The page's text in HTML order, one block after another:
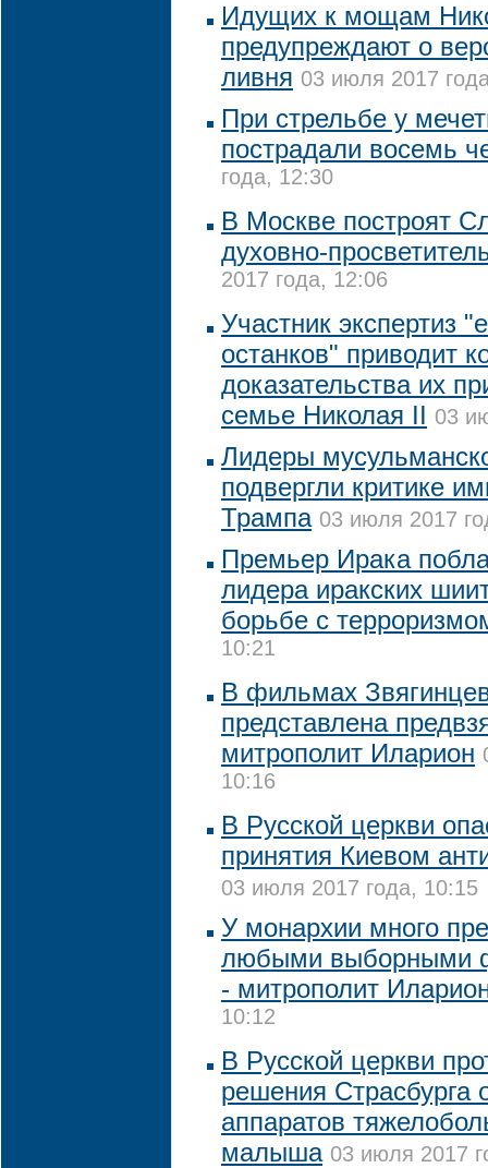
Идущих к мощам
предупреждают о
ливня 03 июля 2017
При стрельбе у
пострадали восемь
года, 12:30
В Москве построят
духовно-
2017 года, 12:06
Участник экспертиз
останков" приводит
доказательства их
семье Николая II 03
Лидеры
подвергли критике
Трампа 03 июля 2017
Премьер Ирака
лидера иракских
борьбе с
10:21
В фильмах
представлена
митрополит Иларион
10:16
В Русской церкви
принятия Киевом
03 июля 2017 года, 10:15
У монархии много
любыми выборными
- митрополит
10:12
В Русской церкви
решения Страсбурга
аппаратов
малыша 03 июля 2017